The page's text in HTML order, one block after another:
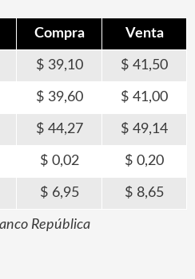
Compra Venta
39,10 41,50
39,60 41,00
44,27 49,14
0,02 0,20
6,95 8,65
República